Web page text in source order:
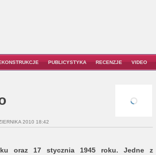
PUBLICYSTYKA RECENZJE VIDEO
2010 18:42
oraz 17 stycznia 1945 roku. Jedne z